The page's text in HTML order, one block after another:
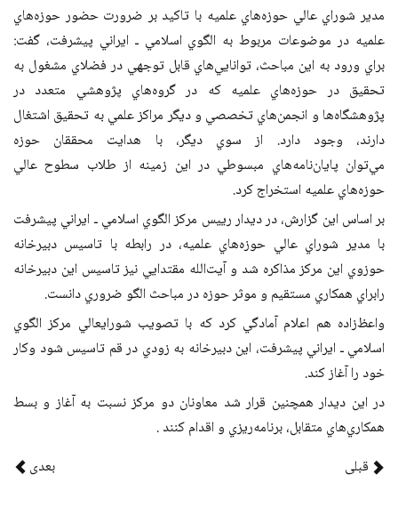
مدير شوراي عالي حوزه‌هاي علميه با تاكيد بر ضرورت حضور حوزه‌هاي
علميه در موضوعات مربوط به الگوي اسلامي ـ ايراني پيشرفت، گفت:
براي ورود به اين مباحث، توانايي‌هاي قابل توجهي در فضلاي مشغول به
تحقيق در حوزه‌هاي علميه كه در گروه‌هاي پژوهشي متعدد در
پژوهشگاه‌ها و انجمن‌هاي تخصصي و ديگر مراكزعلمي به تحقيق اشتغال
دارند، وجود دارد. از سوي ديگر، با هدايت محققان حوزه
مي‌توان پايان‌نامه‌هاي مبسوطي در اين زمينه از طلاب سطوح عالي
حوزه‌هاي علميه استخراج كرد.
بر اساس اين گزارش، در ديدار رييس مركز الگوي اسلامي ـ ايراني پيشرفت
با مدير شوراي عالي حوزه‌هاي علميه، در رابطه با تاسيس دبيرخانه
حوزوي اين مركز مذاكره شد و آيت‌الله مقتدايي نيز تاسيس اين دبيرخانه
رابراي همكاري مستقيم و موثر حوزه در مباحث الگو ضروري دانست.
واعظ‌زاده هم اعلام آمادگي كرد كه با تصويب شورايعالي مركز الگوي
اسلامي ـ ايراني پيشرفت، اين دبيرخانه به زودي در قم تاسيس شود وكار
خود را آغاز كند.
در اين ديدار همچنين قرار شد معاونان دو مركز نسبت به آغاز و بسط
همكاري‌هاي متقابل، برنامه‌ريزي و اقدام كنند.
قبلی
بعدی